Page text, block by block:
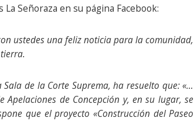
Señoraza en su página Facebook:
ustedes una feliz noticia para la comunidad,
de la Corte Suprema, ha resuelto que: «…
de Concepción y, en su lugar, se
que el proyecto «Construcción del Paseo